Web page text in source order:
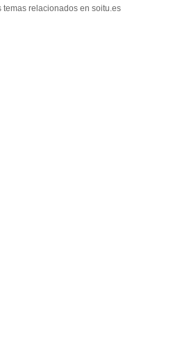
temas relacionados en soitu.es